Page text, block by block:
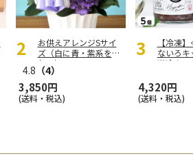
お供えアレンジSサイ
ズ（白に青・紫系を入
れて）
4.8 （4）
3,850円
(送料・税込)
【冷凍
ないろ
道冷やし
4,320円
(送料・税込)